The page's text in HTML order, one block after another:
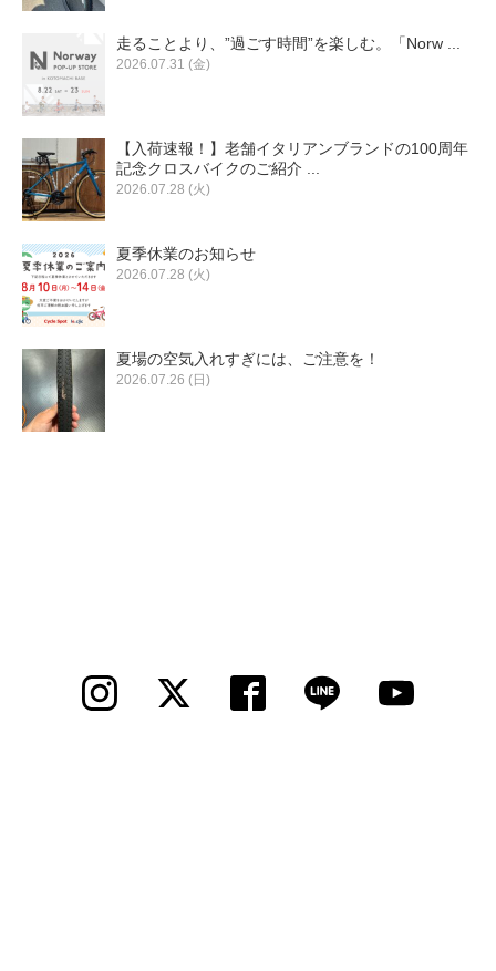
走ることより、”過ごす時間”を楽しむ。「Norw ...
2026.07.31 (金)
【入荷速報！】老舗イタリアンブランドの100周年
記念クロスバイクのご紹介 ...
2026.07.28 (火)
夏季休業のお知らせ
2026.07.28 (火)
夏場の空気入れすぎには、ご注意を！
2026.07.26 (日)